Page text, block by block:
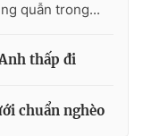
quẫn trong...
thấp đi
chuẩn nghèo